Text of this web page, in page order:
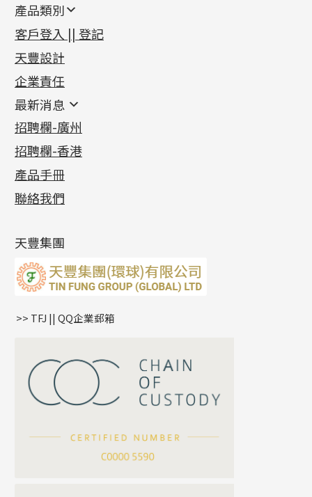
公司名稱
產品類別
新產品
足金系列
足金配件
機織鏈系列
珠仔鏈
镶口链
管狀網鏈
十字車花鏈系列
十字閃O鏈系列
十字錘打鏈系列
側身車花鏈系列
側身鏈系列
雙十字鏈系列
水波鏈系列
蛇骨鏈系列
鏈尾系列
嘴唇鏈系列
S車花鏈系列
珍珠鏈系列
坦克鏈系列
滿天星鏈系列
方假繩鏈系列
首飾配件
耳環類配件
卷迫系列
螺絲迫系列
梅花迫系列
平臺迫系列
綫拍系列
美拍系列
耳環扣系列
耳綫/耳鈎系列
耳環爪頭
耳環
鏈類配件
動感車花吊墜
調節珠系列
生圈扣系列
龍蝦扣系列
鴨俐制系列
字母吊墜
相盒吊墜
項鏈吊墜
生肖吊墜
星座吊墜
珠扣
其他類配件
珠盤系列
袖口鈕系列
焊片及鐳射綫
空心車花管
珠類配件
無孔光身珠
空心光身珠
無孔批花珠
鑲口類
四爪頭系列
六爪頭系列
車花片
動感車花片
鑲口戒指
鑲口手鏈系列
首飾系列
手镯系列
戒指系列
空心耳環
空心车花管首饰链
空心手鐲系列
貴金屬原料
千足金
記憶金屬系列
記憶戒指
拉簧珠珠手鏈
記憶鈦手鐲
客戶登入 || 登記
天豐設計
企業責任
最新消息
最新消息
各項證書(2)
相片集(9)
展覽會資訊
最新產品資訊
招聘欄-廣州
招聘欄-香港
產品手冊
聯絡我們
天豐集團
>> TFJ || QQ企業郵箱